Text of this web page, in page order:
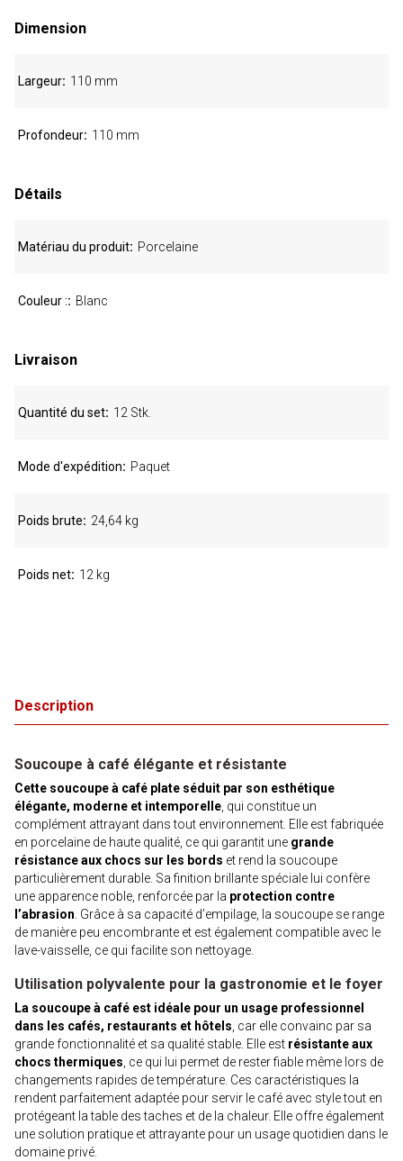
Description
Soucoupe à café élégante et résistante
Cette soucoupe à café plate séduit par son esthétique
élégante, moderne et intemporelle , qui constitue un
complément attrayant dans tout environnement. Elle est fabriquée
en porcelaine de haute qualité, ce qui garantit une grande
résistance aux chocs sur les bords et rend la soucoupe
particulièrement durable. Sa finition brillante spéciale lui confère
une apparence noble, renforcée par la protection contre
l’abrasion . Grâce à sa capacité d’empilage, la soucoupe se range
de manière peu encombrante et est également compatible avec le
lave-vaisselle, ce qui facilite son nettoyage.
Utilisation polyvalente pour la gastronomie et le foyer
La soucoupe à café est idéale pour un usage professionnel
dans les cafés, restaurants et hôtels , car elle convainc par sa
grande fonctionnalité et sa qualité stable. Elle est résistante aux
chocs thermiques , ce qui lui permet de rester fiable même lors de
changements rapides de température. Ces caractéristiques la
rendent parfaitement adaptée pour servir le café avec style tout en
protégeant la table des taches et de la chaleur. Elle offre également
une solution pratique et attrayante pour un usage quotidien dans le
domaine privé.
Dimension
Largeur 110 mm
Profondeur 110 mm
Détails
Matériau du produit Porcelaine
Couleur : Blanc
Livraison
Quantité du set 12 Stk.
Mode d'expédition Paquet
Poids brute 24,64 kg
Poids net 12 kg